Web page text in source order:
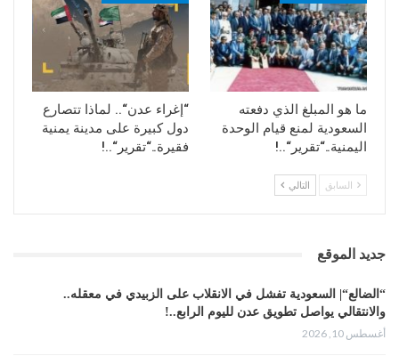
ما هو المبلغ الذي دفعته
السعودية لمنع قيام الوحدة
اليمنية..“تقرير“..!
“إغراء عدن“.. لماذا تتصارع
دول كبيرة على مدينة يمنية
فقيرة..“تقرير“..!
السابق التالي
جديد الموقع
“الضالع“| السعودية تفشل في الانقلاب على الزبيدي في معقله..
والانتقالي يواصل تطويق عدن لليوم الرابع..!
أغسطس 10, 2026